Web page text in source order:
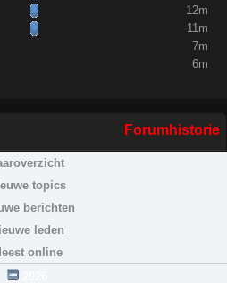
12m
11m
7m
6m
Forumhistorie
topics
berichten
leden
online